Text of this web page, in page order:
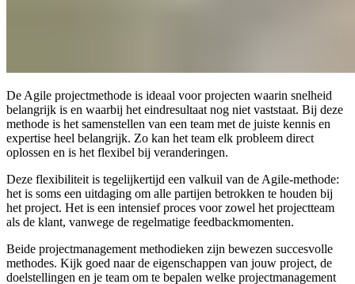
De Agile projectmethode is ideaal voor projecten waarin snelheid
belangrijk is en waarbij het eindresultaat nog niet vaststaat. Bij deze
methode is het samenstellen van een team met de juiste kennis en
expertise heel belangrijk. Zo kan het team elk probleem direct
oplossen en is het flexibel bij veranderingen.
Deze flexibiliteit is tegelijkertijd een valkuil van de Agile-methode:
het is soms een uitdaging om alle partijen betrokken te houden bij
het project. Het is een intensief proces voor zowel het projectteam
als de klant, vanwege de regelmatige feedbackmomenten.
Beide projectmanagement methodieken zijn bewezen succesvolle
methodes. Kijk goed naar de eigenschappen van jouw project, de
doelstellingen en je team om te bepalen welke projectmanagement